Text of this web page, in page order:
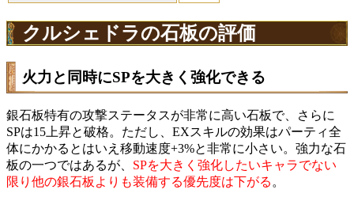
クルシェドラの石板の評価
火力と同時にSPを大きく強化できる
銀石板特有の攻撃ステータスが非常に高い石板で、さらに
SPは15上昇と破格。ただし、EXスキルの効果はパーティ全
体にかかるとはいえ移動速度+3%と非常に小さい。強力な石
板の一つではあるが、 SPを大きく強化したいキャラでない
限り他の銀石板よりも装備する優先度は下がる 。